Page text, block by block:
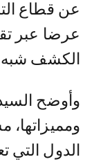
عرضا عبر
الكشف شبه
وأوضح
الدول التي